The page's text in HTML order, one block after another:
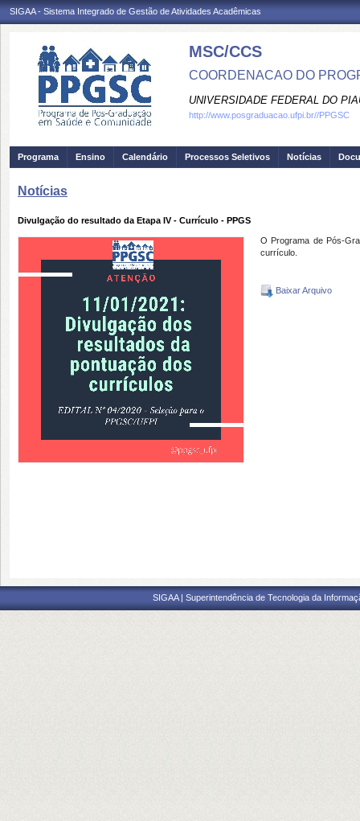
SIGAA - Sistema Integrado de Gestão de Atividades Acadêmicas
MSC/CCS
COORDENACAO DO
UNIVERSIDADE FEDERAL DO
http://www.posgraduacao.ufpi.br//PPGSC
Programa Ensino Calendário Processos Seletivos Notícias
Notícias
Divulgação do resultado da Etapa IV - Currículo - PPGS
O Programa de Pós-
currículo.
Baixar Arquivo
SIGAA | Superintendência de Tecnologia da